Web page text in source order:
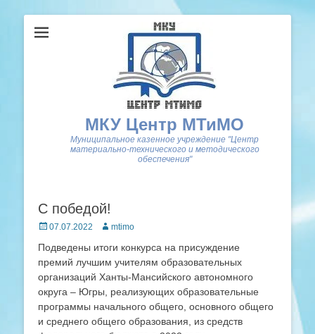
МКУ Центр МТиМО
Муниципальное казенное учреждение "Центр
материально-технического и методического
обеспечения"
С победой!
Posted
07.07.2022 Author
mtimo
Подведены итоги конкурса на присуждение
премий лучшим учителям образовательных
организаций Ханты-Мансийского автономного
округа – Югры, реализующих образовательные
программы начального общего, основного общего
и среднего общего образования, из средств